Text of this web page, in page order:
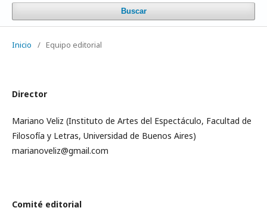
Buscar
Inicio / Equipo editorial
Director
Mariano Veliz (Instituto de Artes del Espectáculo, Facultad de
Filosofía y Letras, Universidad de Buenos Aires)
marianoveliz@gmail.com
Comité editorial